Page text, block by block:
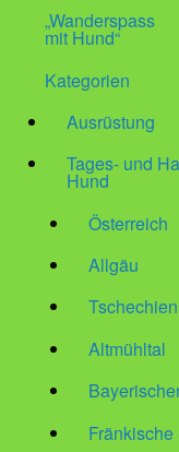
„Wanderspass
mit Hund“
Kategorien
Ausrüstung
Tages- und
Hund
Österreich
Allgäu
Tschechien
Altmühltal